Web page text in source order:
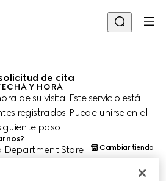
de cita
Y HORA
de su visita. Este servicio está
registrados. Puede unirse en el
paso.
Department Store Cambiar tienda
su cita?
en la hora local de la tienda (JST) y
del equipo de asesoría de clientes.